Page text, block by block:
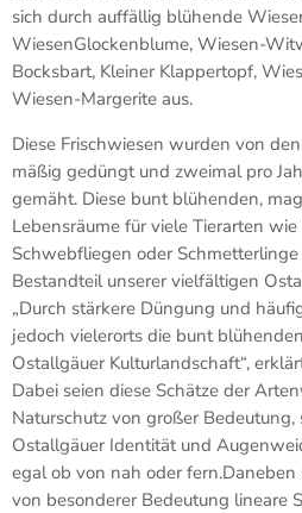
sich durch auffällig blühende
WiesenGlockenblume, Wiesen-
Bocksbart, Kleiner Klappertopf,
Wiesen-Margerite aus.
Diese Frischwiesen wurden von
mäßig gedüngt und zweimal pro
gemäht. Diese bunt blühenden,
Lebensräume für viele Tierarten
Schwebfliegen oder
Bestandteil unserer vielfältigen
„Durch stärkere Düngung und
jedoch vielerorts die bunt
Ostallgäuer Kulturlandschaft“,
Dabei seien diese Schätze der
Naturschutz von großer Bedeutung,
Ostallgäuer Identität und
egal ob von nah oder
von besonderer Bedeutung lineare